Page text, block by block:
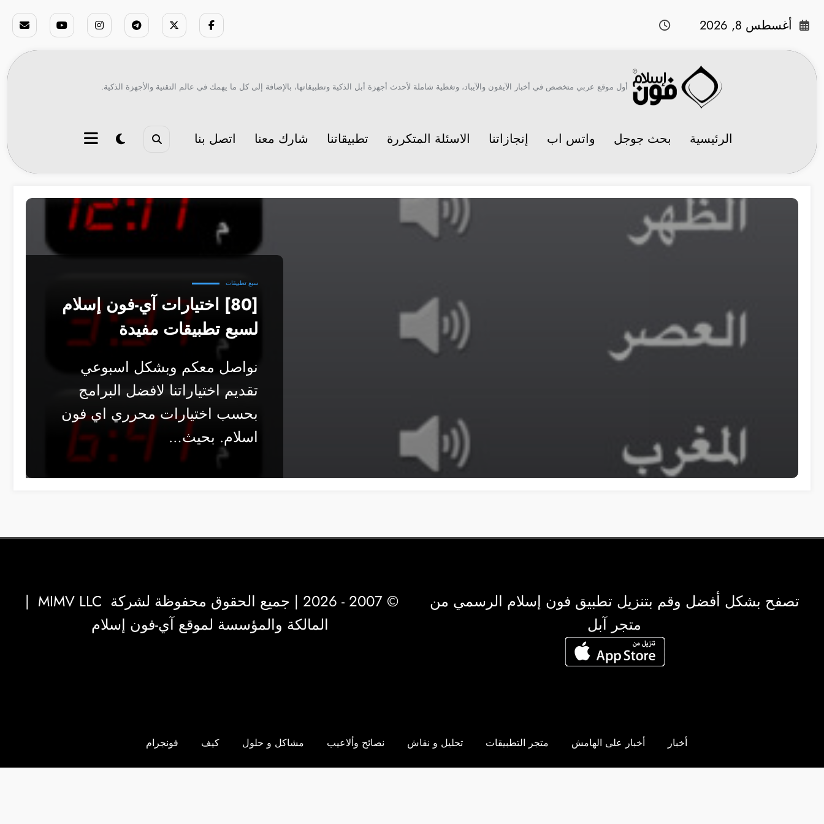
أغسطس 8, 2026
أول موقع عربي متخصص في أخبار الآيفون والآيباد، وتغطية شاملة لأحدث أجهزة أبل الذكية وتطبيقاتها، بالإضافة إلى كل ما يهمك في عالم التقنية والأجهزة الذكية.
الرئيسية بحث جوجل واتس اب إنجازاتنا الاسئلة المتكررة تطبيقاتنا شارك معنا اتصل بنا
سبع تطبيقات
[80] اختيارات آي-فون إسلام
لسبع تطبيقات مفيدة
نواصل معكم وبشكل اسبوعي
تقديم اختياراتنا لافضل البرامج
بحسب اختيارات محرري اي فون
اسلام. بحيث…
تصفح بشكل أفضل وقم بتنزيل تطبيق فون إسلام الرسمي من
متجر آبل
© 2007 - 2026 | جميع الحقوق محفوظة لشركة MIMV LLC
|
المالكة والمؤسسة لموقع آي-فون إسلام
أخبار أخبار على الهامش متجر التطبيقات تحليل و نقاش نصائح وألاعيب مشاكل و حلول كيف فونجرام